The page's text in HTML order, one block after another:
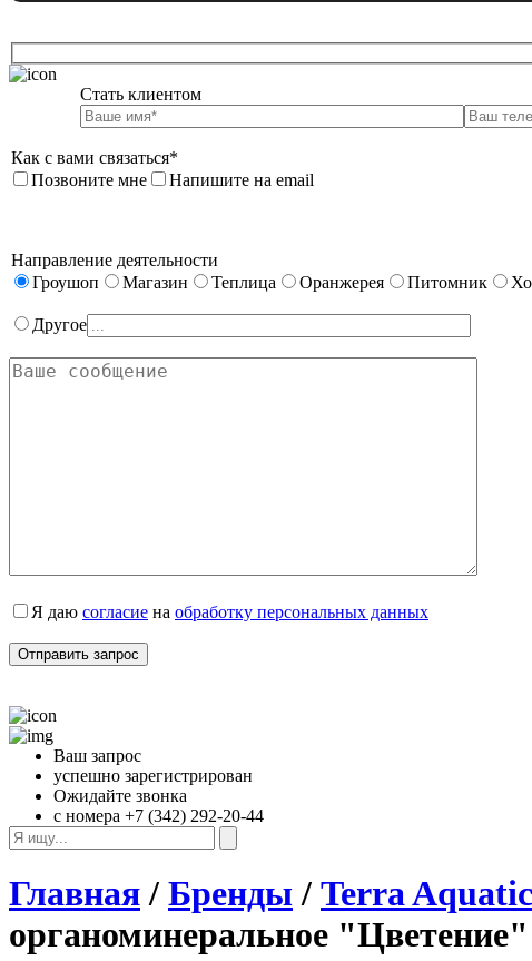
Стать клиентом
Как с вами связаться*
Позвоните мне
Напишите на email
Направление деятельности
Гроушоп
Магазин Теплица Оранжерея Питомник
Другое
Я даю согласие на обработку персональных данных
Ваш запрос
успешно зарегистрирован
Ожидайте звонка
с номера +7 (342) 292-20-44
Главная/ Бренды/ Terra
органоминеральное